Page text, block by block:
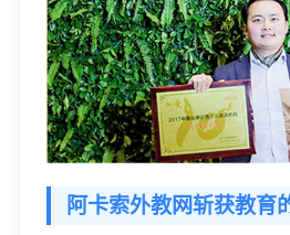
阿卡索外教网斩获教育